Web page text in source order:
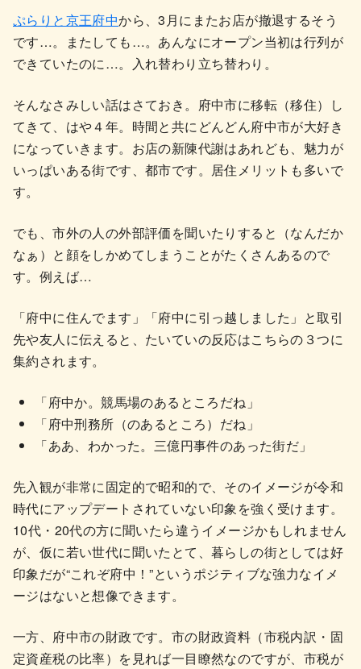
ぷらりと京王府中から、3月にまたお店が撤退するそう
です…。またしても…。あんなにオープン当初は行列が
できていたのに…。入れ替わり立ち替わり。
そんなさみしい話はさておき。府中市に移転（移住）し
てきて、はや４年。時間と共にどんどん府中市が大好き
になっていきます。お店の新陳代謝はあれども、魅力が
いっぱいある街です、都市です。居住メリットも多いで
す。
でも、市外の人の外部評価を聞いたりすると（なんだか
なぁ）と顔をしかめてしまうことがたくさんあるので
す。例えば…
「府中に住んでます」「府中に引っ越しました」と取引
先や友人に伝えると、たいていの反応はこちらの３つに
集約されます。
「府中か。競馬場のあるところだね」
「府中刑務所（のあるところ）だね」
「ああ、わかった。三億円事件のあった街だ」
先入観が非常に固定的で昭和的で、そのイメージが令和
時代にアップデートされていない印象を強く受けます。
10代・20代の方に聞いたら違うイメージかもしれません
が、仮に若い世代に聞いたとて、暮らしの街としては好
印象だが“これぞ府中！”というポジティブな強力なイメ
ージはないと想像できます。
一方、府中市の財政です。市の財政資料（市税内訳・固
定資産税の比率）を見れば一目瞭然なのですが、市税が